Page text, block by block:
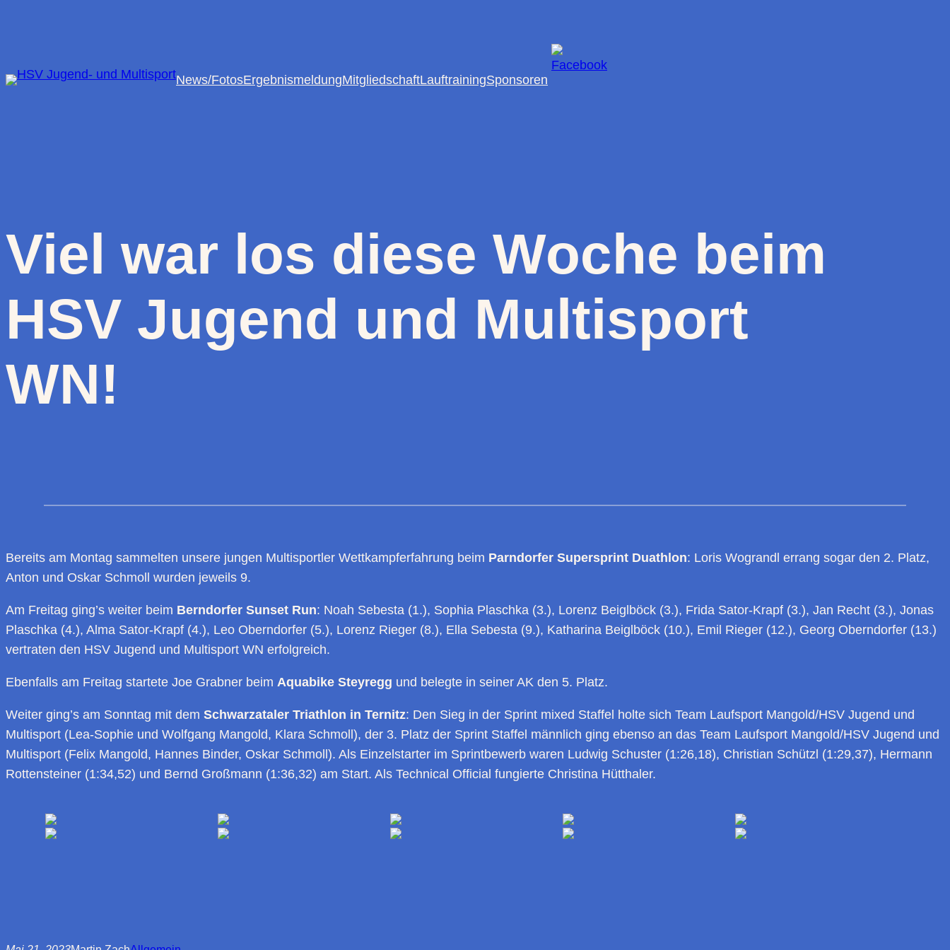
News/FotosErgebnismeldungMitgliedschaftLauftrainingSponsoren
Viel war los diese Woche beim
HSV Jugend und Multisport
WN!
Bereits am Montag sammelten unsere jungen Multisportler Wettkampferfahrung beim Parndorfer Supersprint Duathlon: Loris Wograndl errang sogar den 2. Platz,
Anton und Oskar Schmoll wurden jeweils 9.
Am Freitag ging’s weiter beim Berndorfer Sunset Run: Noah Sebesta (1.), Sophia Plaschka (3.), Lorenz Beiglböck (3.), Frida Sator-Krapf (3.), Jan Recht (3.), Jonas
Plaschka (4.), Alma Sator-Krapf (4.), Leo Oberndorfer (5.), Lorenz Rieger (8.), Ella Sebesta (9.), Katharina Beiglböck (10.), Emil Rieger (12.), Georg Oberndorfer (13.)
vertraten den HSV Jugend und Multisport WN erfolgreich.
Ebenfalls am Freitag startete Joe Grabner beim Aquabike Steyregg und belegte in seiner AK den 5. Platz.
Weiter ging’s am Sonntag mit dem Schwarzataler Triathlon in Ternitz: Den Sieg in der Sprint mixed Staffel holte sich Team Laufsport Mangold/HSV Jugend und
Multisport (Lea-Sophie und Wolfgang Mangold, Klara Schmoll), der 3. Platz der Sprint Staffel männlich ging ebenso an das Team Laufsport Mangold/HSV Jugend und
Multisport (Felix Mangold, Hannes Binder, Oskar Schmoll). Als Einzelstarter im Sprintbewerb waren Ludwig Schuster (1:26,18), Christian Schützl (1:29,37), Hermann
Rottensteiner (1:34,52) und Bernd Großmann (1:36,32) am Start. Als Technical Official fungierte Christina Hütthaler.